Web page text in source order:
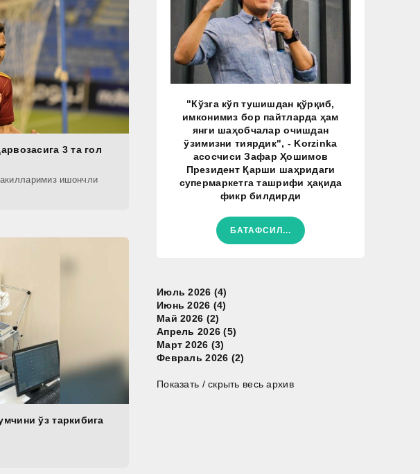
3 та гол
ишончли
ўз таркибига
"Кўзга кўп тушишдан қўрқиб,
имконимиз бор пайтларда ҳам
янги шаҳобчалар очишдан
ўзимизни тиярдик", - Korzinka
асосчиси Зафар Ҳошимов
Президент Қарши шаҳридаги
супермаркетга ташрифи ҳақида
фикр билдирди
БАТАФСИЛ...
Июль 2026 (4)
Июнь 2026 (4)
Май 2026 (2)
Апрель 2026 (5)
Март 2026 (3)
Февраль 2026 (2)
Показать / скрыть весь архив